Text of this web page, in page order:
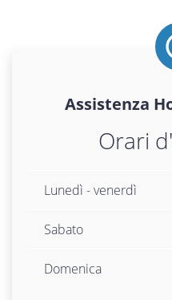
Assistenza
Orari
Lunedì - venerdì
Sabato
Domenica